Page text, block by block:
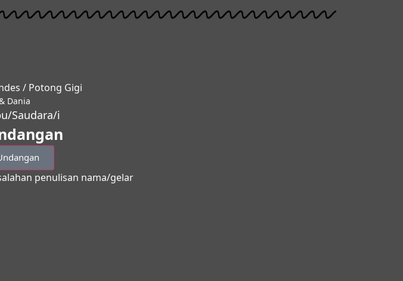
/ Potong Gigi
Dania
Saudara/i
penulisan nama/gelar